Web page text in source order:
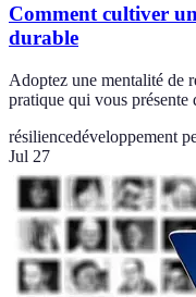
Comment cultiver
durable
Adoptez une mentalité de
pratique qui vous présente
résiliencedéveloppement
Jul 27